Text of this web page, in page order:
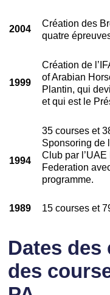
2004
Création des
quatre
1999
Création de
of Arabian
Plantin, qui
et qui est le
1994
35 courses et
Sponsoring de
Club par
Federation
programme.
1989 15 courses et
Dates des
des